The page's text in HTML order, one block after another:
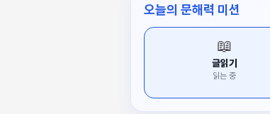
오늘의 문해력 미션
📖
글읽기
읽는 중